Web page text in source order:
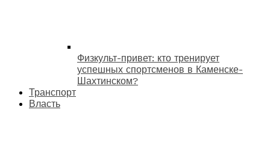
Физкульт-привет: кто тренирует
успешных спортсменов в Каменске-
Шахтинском?
Транспорт
Власть